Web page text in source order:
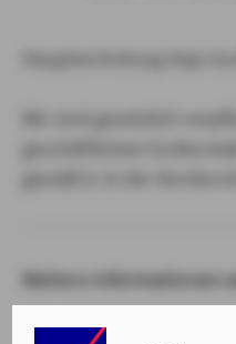
Weitere Informationen